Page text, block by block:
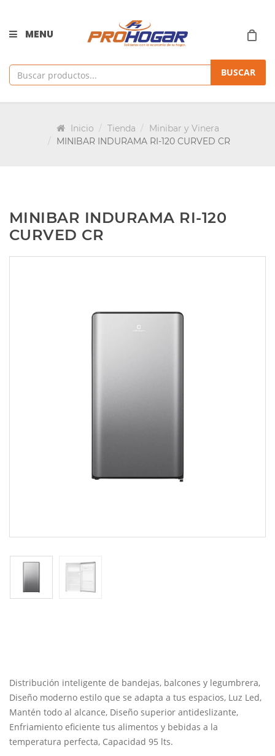
MENU
BUSCAR
Inicio Tienda
Minibar y Vinera
MINIBAR INDURAMA RI-120 CURVED CR
MINIBAR INDURAMA RI-120
CURVED CR
Distribución inteligente de bandejas, balcones y legumbrera,
Diseño moderno estilo que se adapta a tus espacios, Luz Led,
Mantén todo al alcance, Diseño superior antideslizante,
Enfriamiento eficiente tus alimentos y bebidas a la
temperatura perfecta, Capacidad 95 lts.